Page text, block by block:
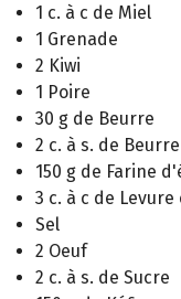
1 c. à c de Miel
1 Grenade
2 Kiwi
1 Poire
30 g de Beurre
2 c. à s. de Beurre
150 g de Farine
3 c. à c de
Sel
2 Oeuf
2 c. à s. de Sucre